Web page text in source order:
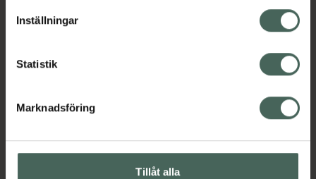
lagligheten av behandling som skett innan återkallelsen.
Inställningar
Statistik
Marknadsföring
Tillåt alla
Premium hudvård